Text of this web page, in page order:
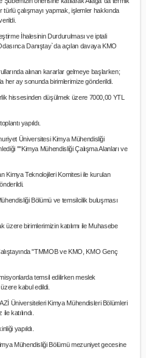
çalışmayı yapmak, işlemler hakkında
İhalesinin Durdurulması ve iptali
Danıştay`da açılan davaya KMO
alınan kararlar gelmeye başlarken;
her ay sonunda birimlerimize gönderildi.
hissesinden düşülmek üzere 7000,00 YTL
yapıldı.
Üniversitesi Kimya Mühendisliği
""Kimya Mühendisliği Çalışma Alanları ve
Kimya Teknolojileri Komitesi ile kurulan
Bölümü ve temsilcilik buluşması
üzere birimlerimizin katılımı ile Muhasebe
"TMMOB ve KMO, KMO Genç
temsil edilirken meslek
kabul edildi.
Üniversiteleri Kimya Mühendisleri Bölümleri
katılındı.
yapıldı.
Mühendisliği Bölümü mezuniyet gecesine